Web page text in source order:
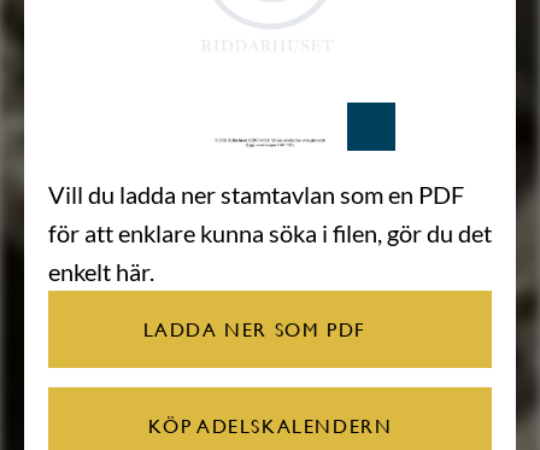
Vill du ladda ner stamtavlan som en PDF
för att enklare kunna söka i filen, gör du det
enkelt här.
LADDA NER SOM PDF
KÖP ADELSKALENDERN